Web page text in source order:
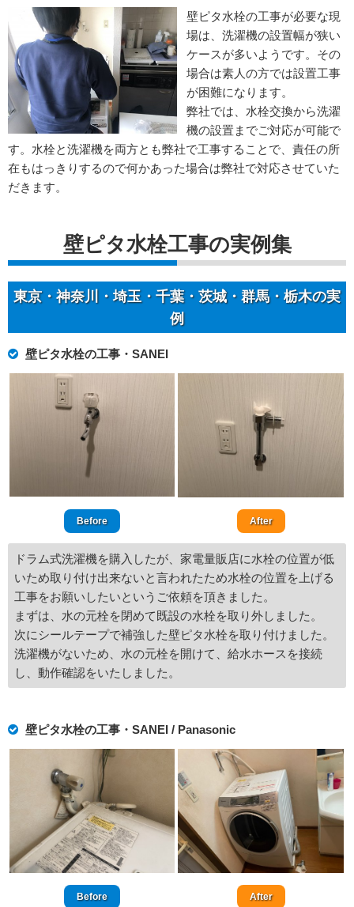
壁ピタ水栓の工事が必要な現
場は、洗濯機の設置幅が狭い
ケースが多いようです。その
場合は素人の方では設置工事
が困難になります。
弊社では、水栓交換から洗濯
機の設置までご対応が可能で
す。水栓と洗濯機を両方とも弊社で工事することで、責任の所
在もはっきりするので何かあった場合は弊社で対応させていた
だきます。
壁ピタ水栓工事の実例集
東京・神奈川・埼玉・千葉・茨城・群馬・栃木の実
例
壁ピタ水栓の工事・SANEI
Before After
ドラム式洗濯機を購入したが、家電量販店に水栓の位置が低
いため取り付け出来ないと言われたため水栓の位置を上げる
工事をお願いしたいというご依頼を頂きました。
まずは、水の元栓を閉めて既設の水栓を取り外しました。
次にシールテープで補強した壁ピタ水栓を取り付けました。
洗濯機がないため、水の元栓を開けて、給水ホースを接続
し、動作確認をいたしました。
壁ピタ水栓の工事・SANEI / Panasonic
Before After